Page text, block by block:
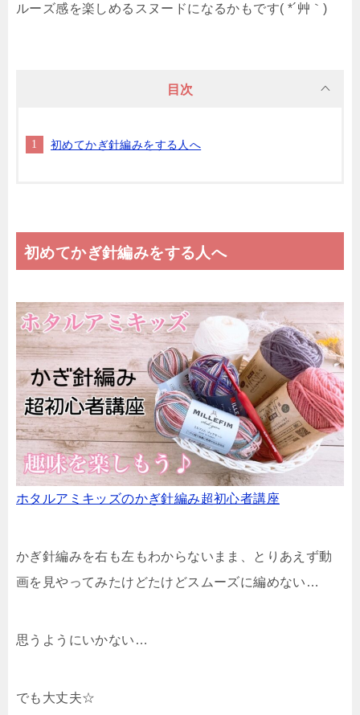
ルーズ感を楽しめるスヌードになるかもです( *´艸｀)
目次
初めてかぎ針編みをする人へ
初めてかぎ針編みをする人へ
ホタルアミキッズのかぎ針編み超初心者講座
かぎ針編みを右も左もわからないまま、とりあえず動
画を見やってみたけどたけどスムーズに編めない…
思うようにいかない…
でも大丈夫☆